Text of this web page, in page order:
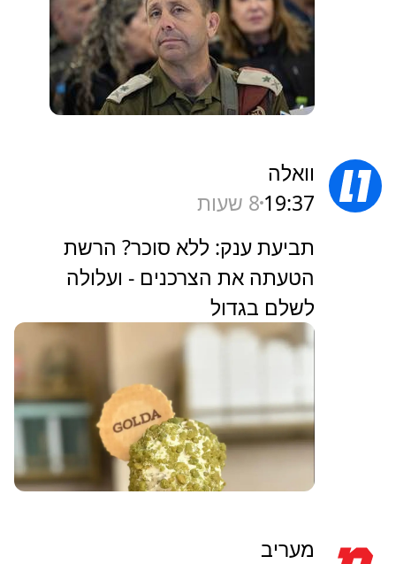
וואלה
19:37 8 שעות
תביעת ענק: ללא סוכר? הרשת
הטעתה את הצרכנים - ועלולה
לשלם בגדול
מעריב